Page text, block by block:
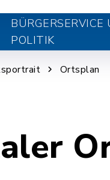
BÜRGERSERVICE
POLITIK
Ortsplan